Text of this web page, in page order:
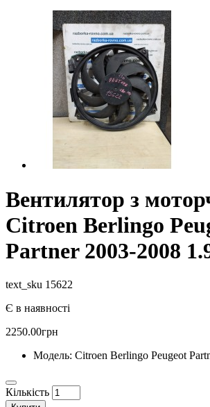
Вентилятор з
Citroen Berlingo
Partner 2003-2008
text_sku 15622
Є в наявності
2250.00грн
Модель: Citroen Berlingo Peugeot
Кількість